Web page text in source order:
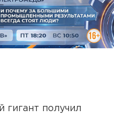
гигант получил